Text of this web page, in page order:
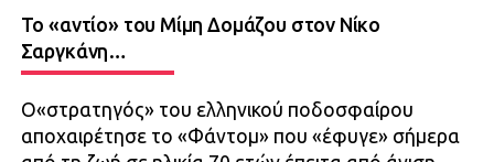
Το «αντίο» του Μίμη Δομάζου στον Νίκο
Σαργκάνη…
Ο«στρατηγός» του ελληνικού ποδοσφαίρου
αποχαιρέτησε το «Φάντομ» που «έφυγε» σήμερα